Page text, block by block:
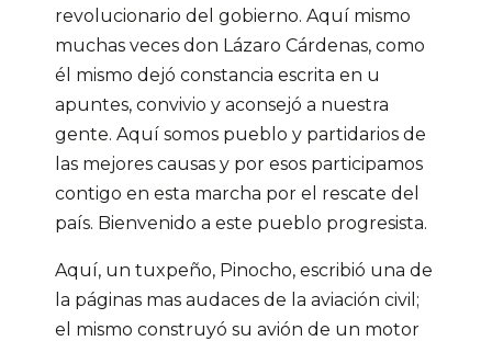
revolucionario del gobierno. Aquí mismo
muchas veces don Lázaro Cárdenas, como
él mismo dejó constancia escrita en u
apuntes, convivio y aconsejó a nuestra
gente. Aquí somos pueblo y partidarios de
las mejores causas y por esos participamos
contigo en esta marcha por el rescate del
país. Bienvenido a este pueblo progresista.
Aquí, un tuxpeño, Pinocho, escribió una de
la páginas mas audaces de la aviación civil;
el mismo construyó su avión de un motor